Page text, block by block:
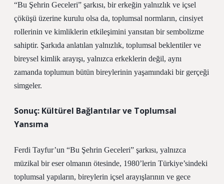
“Bu Şehrin Geceleri” şarkısı, bir erkeğin yalnızlık ve içsel
çöküşü üzerine kurulu olsa da, toplumsal normların, cinsiyet
rollerinin ve kimliklerin etkileşimini yansıtan bir sembolizme
sahiptir. Şarkıda anlatılan yalnızlık, toplumsal beklentiler ve
bireysel kimlik arayışı, yalnızca erkeklerin değil, aynı
zamanda toplumun bütün bireylerinin yaşamındaki bir gerçeği
simgeler.
Sonuç: Kültürel Bağlantılar ve Toplumsal
Yansıma
Ferdi Tayfur’un “Bu Şehrin Geceleri” şarkısı, yalnızca
müzikal bir eser olmanın ötesinde, 1980’lerin Türkiye’sindeki
toplumsal yapıların, bireylerin içsel arayışlarının ve gece